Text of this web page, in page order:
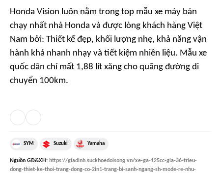
Honda Vision luôn nằm trong top mẫu xe máy bán
chạy nhất nhà Honda và được lòng khách hàng Việt
Nam bởi: Thiết kế đẹp, khối lượng nhẹ, khả năng vận
hành khá nhanh nhạy và tiết kiệm nhiên liệu. Mẫu xe
quốc dân chỉ mất 1,88 lít xăng cho quãng đường di
chuyển 100km.
SYM Suzuki Yamaha
Nguồn GĐ&XH: https://giadinh.suckhoedoisong.vn/xe-ga-125cc-gia-36-trieu-
dong-thiet-ke-thoi-trang-dong-co-2in1-trang-bi-sanh-ngang-sh-mode-re-nhu-